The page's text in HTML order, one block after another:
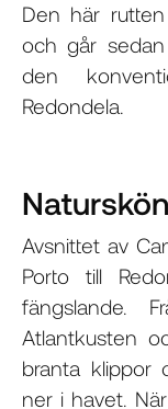
Den här
och går
den
Redondela.
Avsnittet av
Porto till
fängslande.
Atlantkusten
branta klippor
ner i havet.